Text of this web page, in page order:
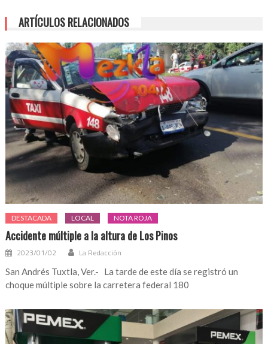
ARTÍCULOS RELACIONADOS
DESTACADA LOCAL NOTA ROJA
Accidente múltiple a la altura de Los Pinos
2023/01/02 La Redacción
San Andrés Tuxtla, Ver.- La tarde de este día se registró un
choque múltiple sobre la carretera federal 180